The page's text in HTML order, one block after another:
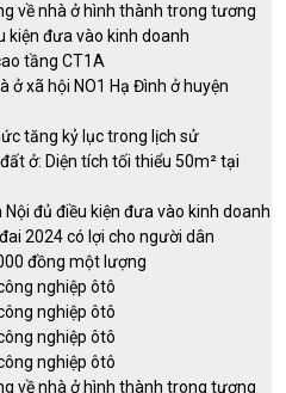
về nhà ở hình thành trong tương
kiện đưa vào kinh doanh
tầng CT1A
ở xã hội NO1 Hạ Đình ở huyện
tăng kỷ lục trong lịch sử
ở: Diện tích tối thiểu 50m² tại
đủ điều kiện đưa vào kinh doanh
2024 có lợi cho người dân
đồng một lượng
nghiệp ôtô
nghiệp ôtô
nghiệp ôtô
nghiệp ôtô
về nhà ở hình thành trong tương